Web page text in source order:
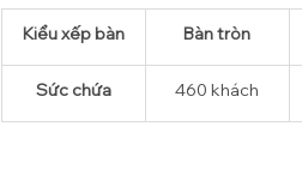
Kiểu xếp bàn ​Bàn tròn
​Sức chứa 460 khách